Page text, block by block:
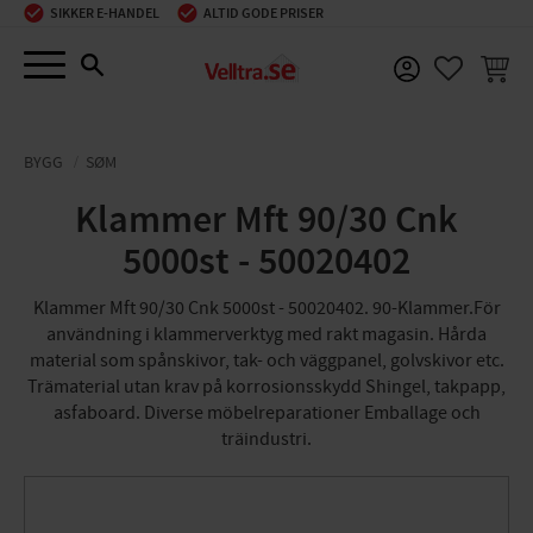
Menu
SIKKER E-HANDEL ALTID GODE PRISER
BYGG SØM
Klammer Mft 90/30 Cnk
5000st - 50020402
Klammer Mft 90/30 Cnk 5000st - 50020402. 90-Klammer.För
användning i klammerverktyg med rakt magasin. Hårda
material som spånskivor, tak- och väggpanel, golvskivor etc.
Trämaterial utan krav på korrosionsskydd Shingel, takpapp,
asfaboard. Diverse möbelreparationer Emballage och
träindustri.